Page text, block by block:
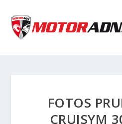
FOTOS
CRUISYM